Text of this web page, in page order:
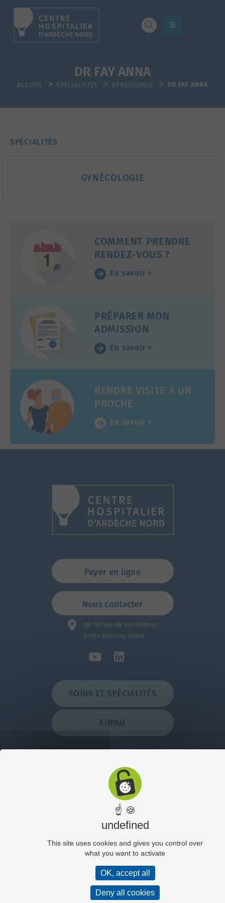
ACCUEIL SPÉCIALISTES GYNÉCOLOGIE DR FAY ANNA
DR FAY ANNA
SPÉCIALITÉS
GYNÉCOLOGIE
COMMENT PRENDRE
RENDEZ-VOUS ?
En savoir +
PRÉPARER MON
ADMISSION
En savoir +
RENDRE VISITE À UN
PROCHE
En savoir +
Payer en ligne
Nous contacter
BP 119 Rue du bon Pasteur
07103 Annonay Cedex
SOINS ET SPÉCIALITÉS
EHPAD
Ils nous ont rejoint
Offres d'emplois
ETUDIANTS
IFSI / IFAS
Mentions légales
☝ 🍪
undefined
This site uses cookies and gives you control over
what you want to activate
OK, accept all
Deny all cookies